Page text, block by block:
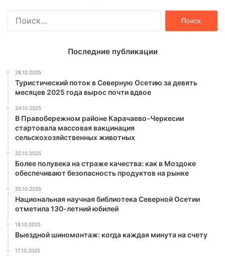
Последние публикации
28.10.2025
Туристический поток в Северную Осетию за девять
месяцев 2025 года вырос почти вдвое
24.10.2025
В Правобережном районе Карачаево-Черкесии
стартовала массовая вакцинация
сельскохозяйственных животных
22.10.2025
Более полувека на страже качества: как в Моздоке
обеспечивают безопасность продуктов на рынке
20.10.2025
Национальная научная библиотека Северной Осетии
отметила 130-летний юбилей
18.10.2025
Выездной шиномонтаж: когда каждая минута на счету
17.10.2025